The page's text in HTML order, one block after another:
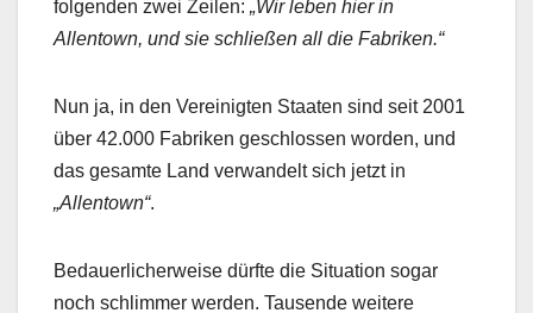
folgenden zwei Zeilen: „Wir leben hier in
Allentown, und sie schließen all die Fabriken.“
Nun ja, in den Vereinigten Staaten sind seit 2001
über 42.000 Fabriken geschlossen worden, und
das gesamte Land verwandelt sich jetzt in
„Allentown“.
Bedauerlicherweise dürfte die Situation sogar
noch schlimmer werden. Tausende weitere